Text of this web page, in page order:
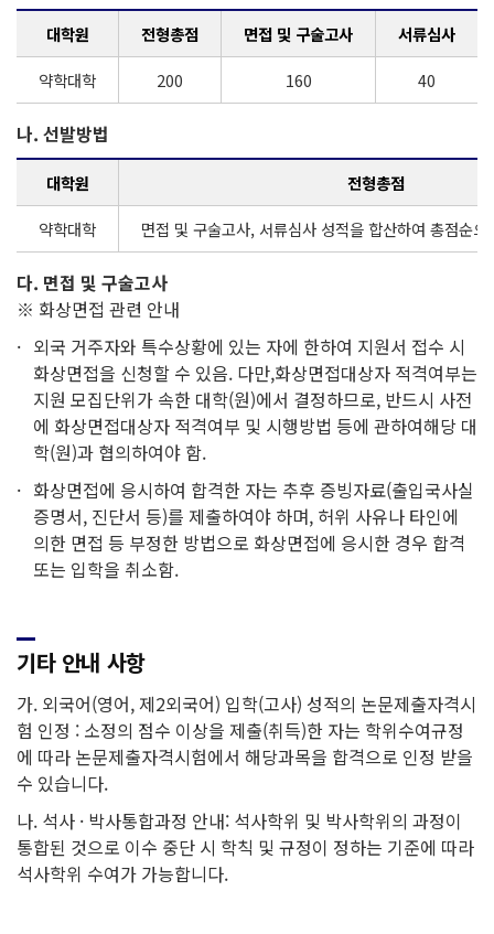
대학원 전형총점 면접 및 구술고사
서류심사
약학대학
200 160 40
나. 선발방법
대학원
전형총점
약학대학
면접 및 구술고사, 서류심사 성적을 합산하여 총점순
다. 면접 및 구술고사
※ 화상면접 관련 안내
외국 거주자와 특수상황에 있는 자에 한하여 지원서 접수 시
화상면접을 신청할 수 있음. 다만,화상면접대상자 적격여부는
지원 모집단위가 속한 대학(원)에서 결정하므로, 반드시 사전
에 화상면접대상자 적격여부 및 시행방법 등에 관하여해당 대
학(원)과 협의하여야 함.
화상면접에 응시하여 합격한 자는 추후 증빙자료(출입국사실
증명서, 진단서 등)를 제출하여야 하며, 허위 사유나 타인에
의한 면접 등 부정한 방법으로 화상면접에 응시한 경우 합격
또는 입학을 취소함.
기타 안내 사항
가. 외국어(영어, 제2외국어) 입학(고사) 성적의 논문제출자격시
험 인정 : 소정의 점수 이상을 제출(취득)한 자는 학위수여규정
에 따라 논문제출자격시험에서 해당과목을 합격으로 인정 받을
수 있습니다.
나. 석사 · 박사통합과정 안내: 석사학위 및 박사학위의 과정이
통합된 것으로 이수 중단 시 학칙 및 규정이 정하는 기준에 따라
석사학위 수여가 가능합니다.